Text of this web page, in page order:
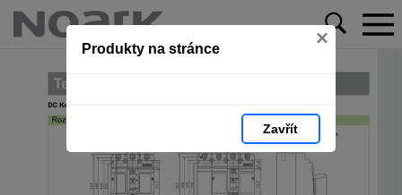
Produkty na stránce ×
Zavřít